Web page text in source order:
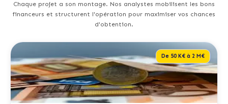
Chaque projet a son montage. Nos analystes mobilisent les bons
financeurs et structurent l'opération pour maximiser vos chances
d'obtention.
De 50 K€ à 2 M€